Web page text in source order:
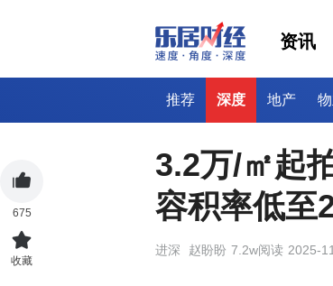
资讯
推荐 深度 地产
3.2万/㎡起
容积率低至
进深 赵盼盼 7.2w阅读 2025-
675
收藏